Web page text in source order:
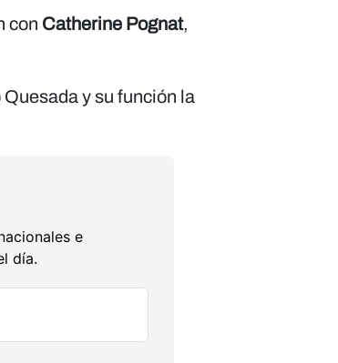
con Catherine Pognat,
y su función la
e
día.